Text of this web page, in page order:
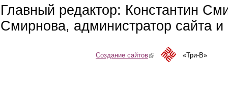
Главный редактор: Константин
Смирнова, администратор сайта
Создание сайтов(link is external)«Три-В»